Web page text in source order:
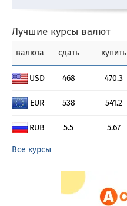
Лучшие курсы валют
валюта сдать купить
USD 468 470.3
EUR 538 541.2
RUB 5.5 5.67
Все курсы